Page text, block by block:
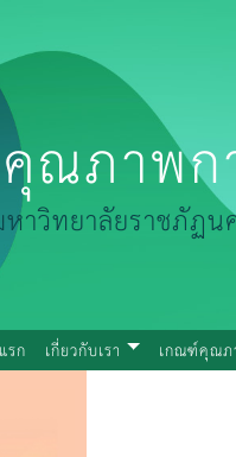
ณภาพก
าวิทยาลัยราชภัฏน
รก(current)
เกี่ยวกับเรา เกณฑ์คุณภ